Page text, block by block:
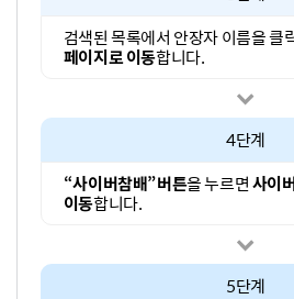
검색된 목록에서 안장자 이름을 클
페이지로 이동합니다.
4단계
“사이버참배”버튼을 누르면사이
이동합니다.
5단계